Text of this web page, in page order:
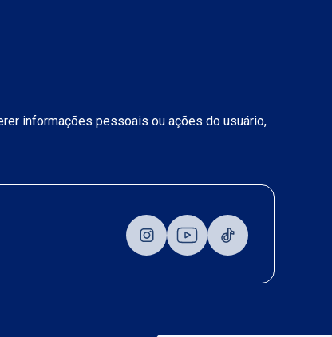
informações pessoais ou ações do usuário,